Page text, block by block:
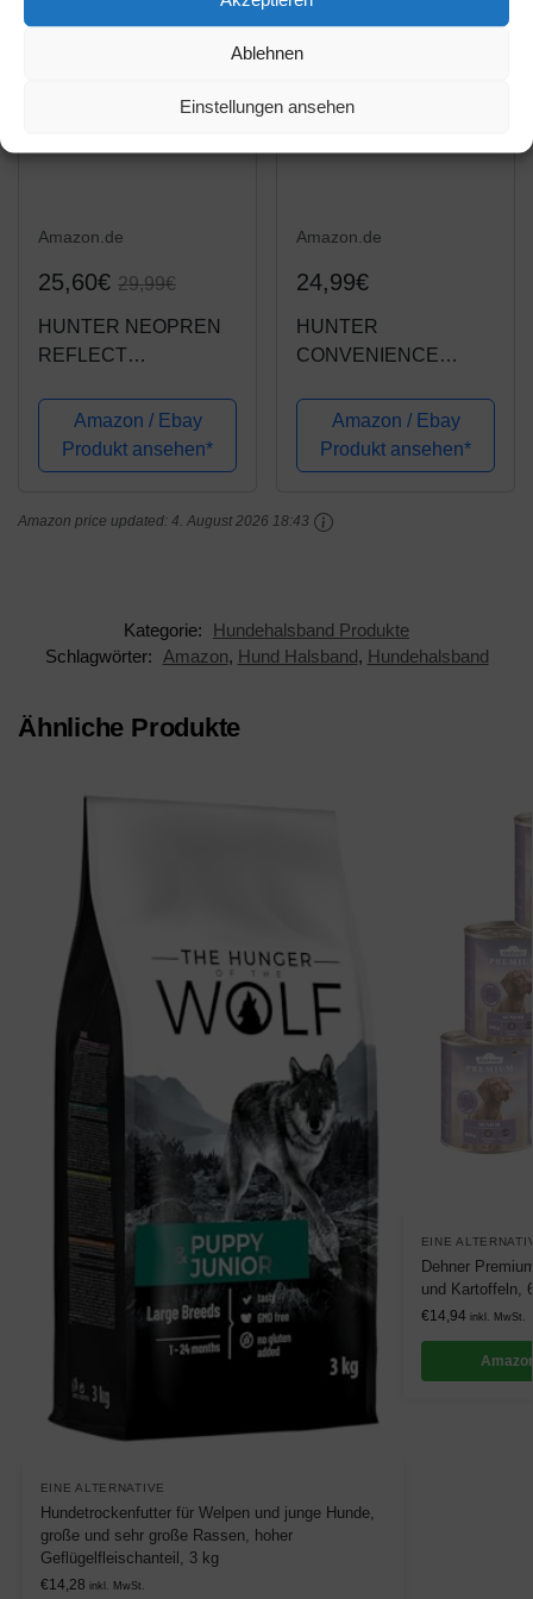
Ablehnen
Einstellungen ansehen
-14%
Amazon.de
25,60€ 29,99€
HUNTER NEOPREN
REFLECT
Nylon, Neopren
gepolstert,
reflektierend, 55 (M-L),
Amazon / Ebay
Produkt ansehen*
Amazon.de
24,99€
HUNTER
CONVENIENCE
Hundehalsband,
Kunststoff, Neopren,
wasserfest,
gepolstert, 55 (M-L),
Amazon / Ebay
Produkt ansehen*
Amazon price updated: 4. August 2026 18:43
Kategorie:
Hundehalsband Produkte
Schlagwörter:
Amazon, Hund Halsband, Hundehalsband
Ähnliche Produkte
EINE ALTERNATIVE
Hundetrockenfutter für Welpen und junge Hunde,
große und sehr große Rassen, hoher
Geflügelfleischanteil, 3 kg
€14,28 inkl. MwSt.
EINE
Dehner
und Kartoffeln,
€14,94 inkl. MwSt.